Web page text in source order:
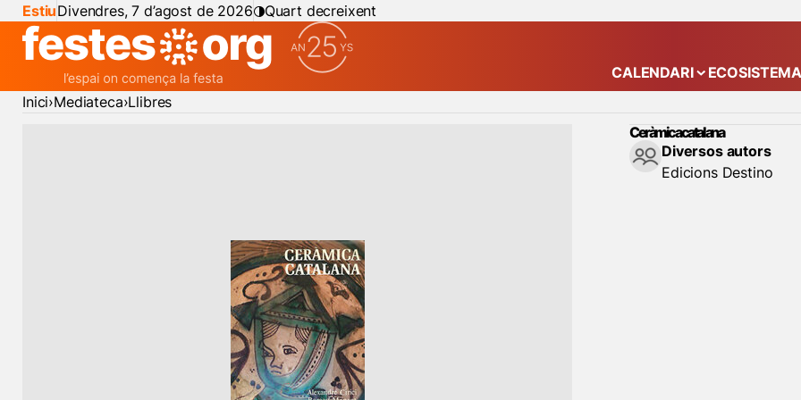
EstiuDivendres, 7 d’agost de 2026 Quart decreixent
CALENDARI Mostra el
ECOSISTEMA
Inici Mediateca Llibres
Ceràmica catalana
Diversos autors
Edicions Destino